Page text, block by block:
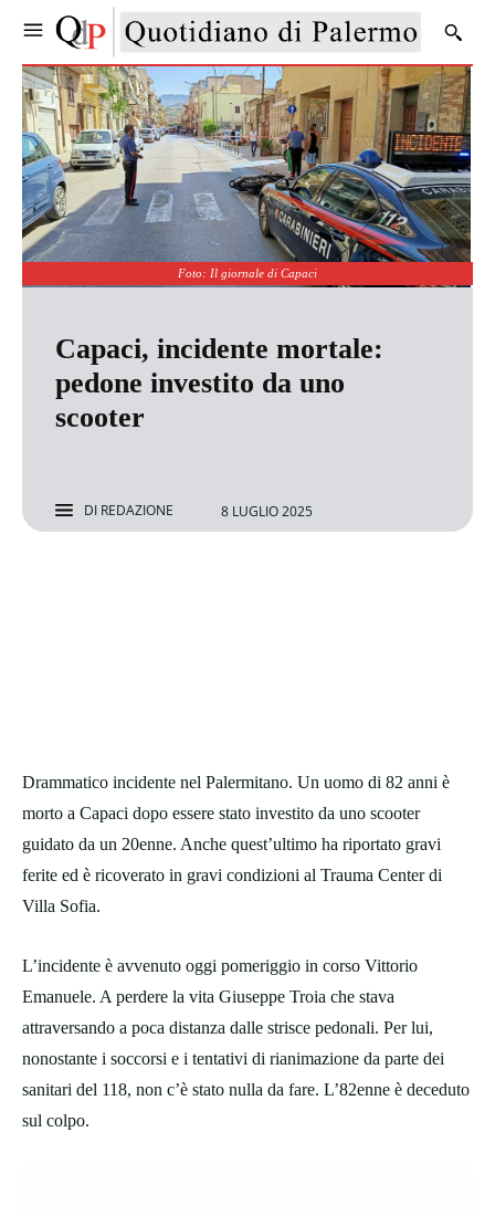
Foto: Il giornale di Capaci
Capaci, incidente mortale:
pedone investito da uno
scooter
DI REDAZIONE 8 LUGLIO 2025
Drammatico incidente nel Palermitano. Un uomo di 82 anni è
morto a Capaci dopo essere stato investito da uno scooter
guidato da un 20enne. Anche quest’ultimo ha riportato gravi
ferite ed è ricoverato in gravi condizioni al Trauma Center di
Villa Sofia.
L’incidente è avvenuto oggi pomeriggio in corso Vittorio
Emanuele. A perdere la vita Giuseppe Troia che stava
attraversando a poca distanza dalle strisce pedonali. Per lui,
nonostante i soccorsi e i tentativi di rianimazione da parte dei
sanitari del 118, non c’è stato nulla da fare. L’82enne è deceduto
sul colpo.